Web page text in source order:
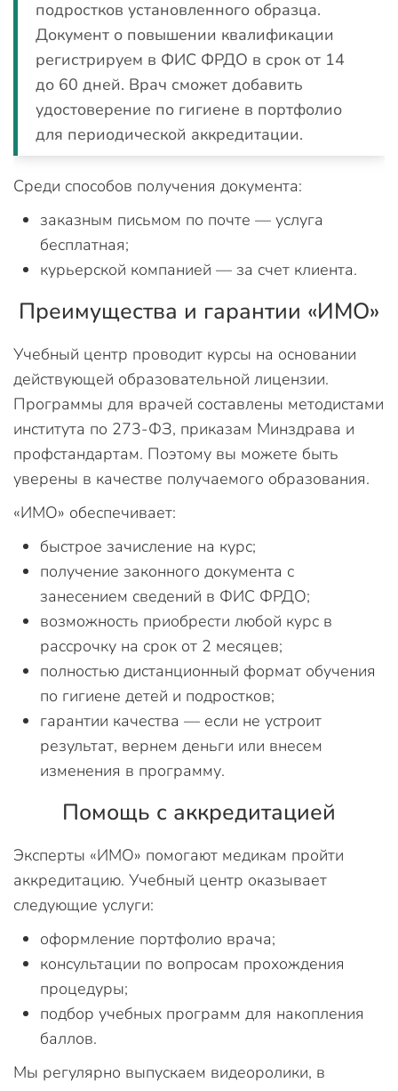
подростков установленного образца.
Документ о повышении квалификации
регистрируем в ФИС ФРДО в срок от 14
до 60 дней. Врач сможет добавить
удостоверение по гигиене в портфолио
для периодической аккредитации.
Среди способов получения документа:
заказным письмом по почте — услуга
бесплатная;
курьерской компанией — за счет клиента.
Преимущества и гарантии «ИМО»
Учебный центр проводит курсы на основании
действующей образовательной лицензии.
Программы для врачей составлены методистами
института по 273-ФЗ, приказам Минздрава и
профстандартам. Поэтому вы можете быть
уверены в качестве получаемого образования.
«ИМО» обеспечивает:
быстрое зачисление на курс;
получение законного документа с
занесением сведений в ФИС ФРДО;
возможность приобрести любой курс в
рассрочку на срок от 2 месяцев;
полностью дистанционный формат обучения
по гигиене детей и подростков;
гарантии качества — если не устроит
результат, вернем деньги или внесем
изменения в программу.
Помощь с аккредитацией
Эксперты «ИМО» помогают медикам пройти
аккредитацию. Учебный центр оказывает
следующие услуги:
оформление портфолио врача;
консультации по вопросам прохождения
процедуры;
подбор учебных программ для накопления
баллов.
Мы регулярно выпускаем видеоролики, в